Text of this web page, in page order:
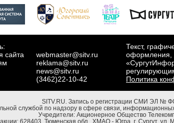
сайта
webmaster@sitv.ru
reklama@sitv.ru
news@sitv.ru
(3462)22-10-42
Текст,
оформления,
Политика
SITV.RU. Запись о регистрации СМИ ЭЛ №
службой по надзору в сфере связи,
Учредители: Акционерное Общество